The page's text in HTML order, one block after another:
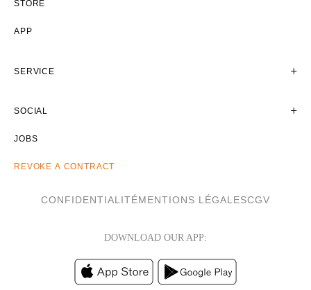
STORE
APP
SERVICE
SOCIAL
JOBS
REVOKE A CONTRACT
CONFIDENTIALITÉMENTIONS LÉGALESCGV
DOWNLOAD OUR APP: